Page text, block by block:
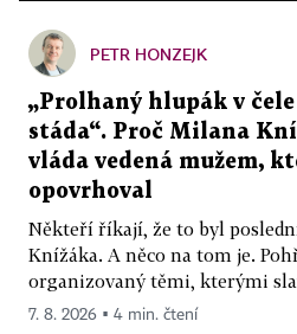
PETR HONZEJK
„Prolhaný hlupák v
stáda“. Proč Milana
vláda vedená mužem,
opovrhoval
Někteří říkají, že to byl
Knížáka. A něco na tom je.
organizovaný těmi, kterými
7. 8. 2026 ▪ 4 min. čtení